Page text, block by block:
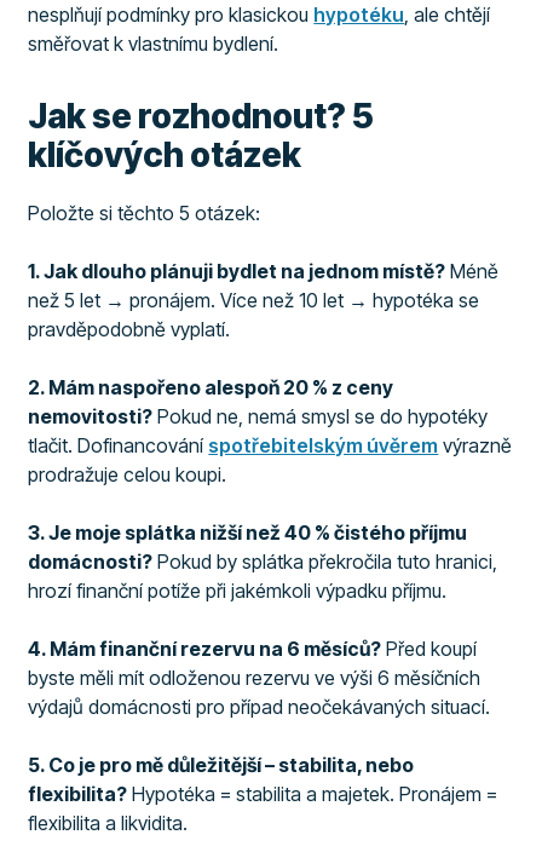
nesplňují podmínky pro klasickou hypotéku , ale chtějí
směřovat k vlastnímu bydlení.
Jak se rozhodnout? 5
klíčových otázek
Položte si těchto 5 otázek:
1. Jak dlouho plánuji bydlet na jednom místě? Méně
než 5 let → pronájem. Více než 10 let → hypotéka se
pravděpodobně vyplatí.
2. Mám naspořeno alespoň 20 % z ceny
nemovitosti? Pokud ne, nemá smysl se do hypotéky
tlačit. Dofinancování spotřebitelským úvěrem výrazně
prodražuje celou koupi.
3. Je moje splátka nižší než 40 % čistého příjmu
domácnosti? Pokud by splátka překročila tuto hranici,
hrozí finanční potíže při jakémkoli výpadku příjmu.
4. Mám finanční rezervu na 6 měsíců? Před koupí
byste měli mít odloženou rezervu ve výši 6 měsíčních
výdajů domácnosti pro případ neočekávaných situací.
5. Co je pro mě důležitější – stabilita, nebo
flexibilita? Hypotéka = stabilita a majetek. Pronájem =
flexibilita a likvidita.